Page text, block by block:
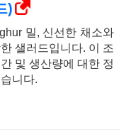
)
밀, 신선한 채소와
샐러드입니다. 이 조
및 생산량에 대한 정
니다.